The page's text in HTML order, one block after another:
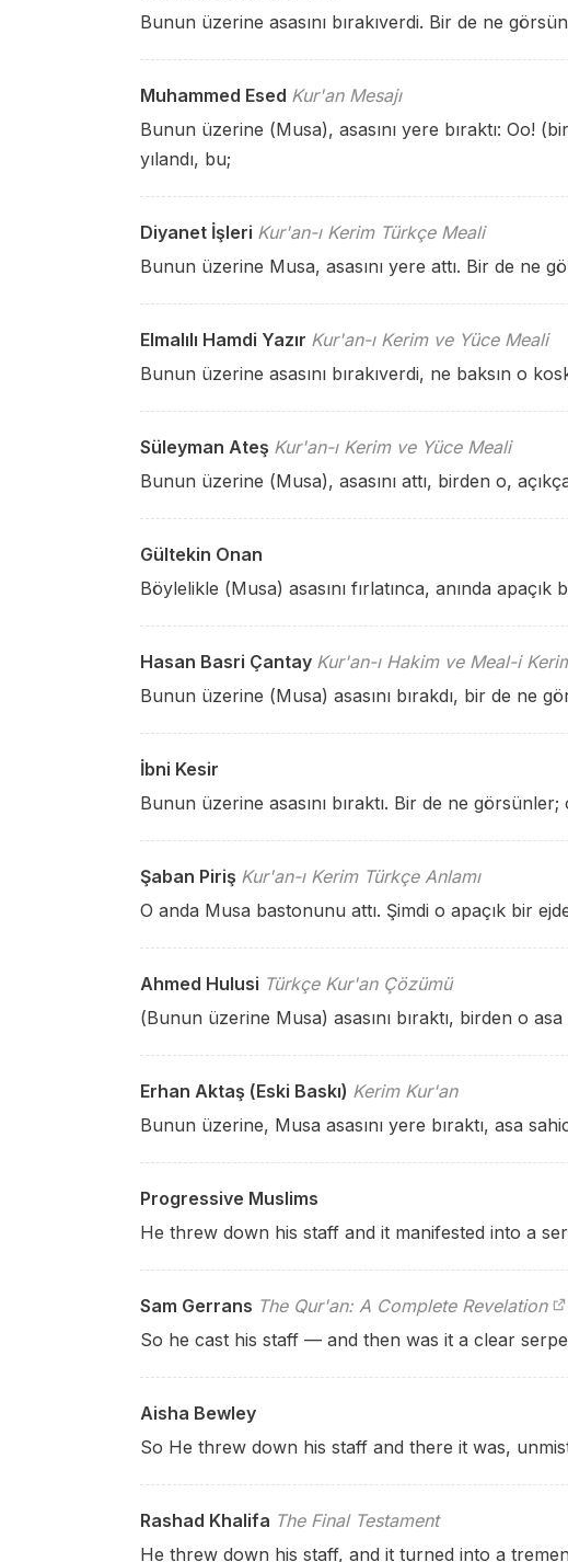
Bunun üzerine asasını bırakıverdi. Bir de ne
Muhammed Esed Kur'an Mesajı
Bunun üzerine (Musa), asasını yere bıraktı: Oo!
yılandı, bu;
Diyanet İşleri Kur'an-ı Kerim Türkçe Meali
Bunun üzerine Musa, asasını yere attı. Bir de ne
Elmalılı Hamdi Yazır Kur'an-ı Kerim ve Yüce Meali
Bunun üzerine asasını bırakıverdi, ne baksın o
Süleyman Ateş Kur'an-ı Kerim ve Yüce Meali
Bunun üzerine (Musa), asasını attı, birden o,
Gültekin Onan
Böylelikle (Musa) asasını fırlatınca, anında
Hasan Basri Çantay Kur'an-ı Hakim ve Meal-i
Bunun üzerine (Musa) asasını bırakdı, bir de ne
İbni Kesir
Bunun üzerine asasını bıraktı. Bir de ne görsünler;
Şaban Piriş Kur'an-ı Kerim Türkçe Anlamı
O anda Musa bastonunu attı. Şimdi o apaçık bir
Ahmed Hulusi Türkçe Kur'an Çözümü
(Bunun üzerine Musa) asasını bıraktı, birden o
Erhan Aktaş (Eski Baskı) Kerim Kur'an
Bunun üzerine, Musa asasını yere bıraktı, asa
Progressive Muslims
He threw down his staff and it manifested into a
Sam Gerrans The Qur'an: A Complete Revelation
So he cast his staff — and then was it a clear
Aisha Bewley
So He threw down his staff and there it was,
Rashad Khalifa The Final Testament
He threw down his staff, and it turned into a